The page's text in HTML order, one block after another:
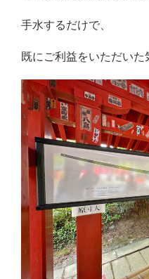
手水するだけで、
既にご利益をいただいた